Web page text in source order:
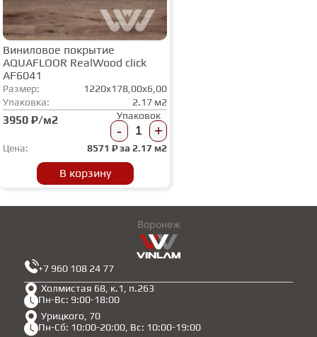
Виниловое покрытие
AQUAFLOOR RealWood click
AF6041
Размер:
1220x178,00x6,00
Упаковка:
2.17 м2
3950 ₽/м2 Упаковок
- +
Цена: 8571 ₽ за 2.17 м2
В корзину
Воронеж
Холмистая 68, к.1, п.263
Пн-Вс: 9:00-18:00
Урицкого, 70
Пн-Сб: 10:00-20:00, Вс: 10:00-19:00
+7 960 108 24 77